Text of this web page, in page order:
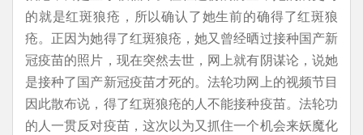
的就是红斑狼疮，所以确认了她生前的确得了红斑狼
疮。正因为她得了红斑狼疮，她又曾经晒过接种国产新
冠疫苗的照片，现在突然去世，网上就有阴谋论，说她
是接种了国产新冠疫苗才死的。法轮功网上的视频节目
因此散布说，得了红斑狼疮的人不能接种疫苗。法轮功
的人一贯反对疫苗，这次以为又抓住一个机会来妖魔化